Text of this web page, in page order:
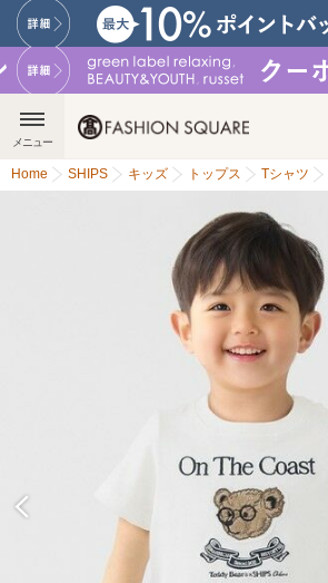
メニュー
Home SHIPS キッズ トップス Tシャツ